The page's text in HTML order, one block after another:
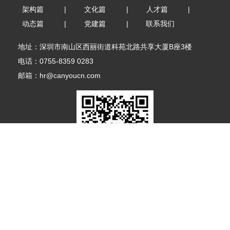
架构篇
| 文化篇 | 人才篇
|
动态篇
| 党建篇 | 联系我们
地址：深圳市南山区西丽街道科苑北路共享大厦B座3楼
电话：0755-8359 0283
邮箱：hr@canyoucn.com